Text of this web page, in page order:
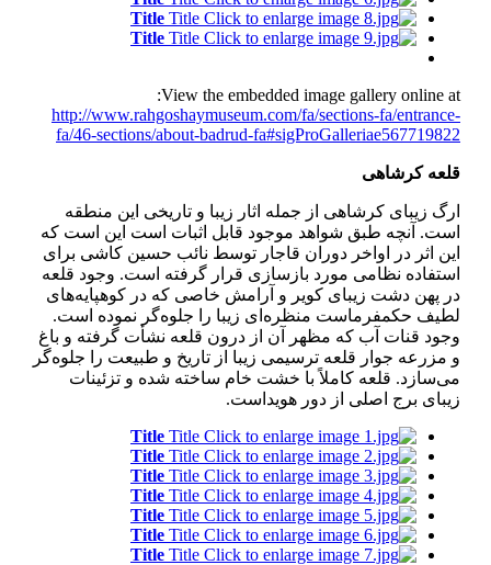
Title Title
Title Title
View the embedded image gallery online at:
http://www.rahgoshaymuseum.com/fa/sections-fa/entrance-
fa/46-sections/about-badrud-fa#sigProGalleriae567719822
قلعه كرشاهی
ارگ زیبای كرشاهی از جمله اثار زیبا و تاریخی این منطقه
است. آنچه طبق شواهد موجود قابل اثبات است این است كه
این اثر در اواخر دوران قاجار توسط نائب حسین كاشی برای
استفاده نظامی مورد بازسازی قرار گرفته است. وجود قلعه
در پهن دشت زیبای كویر و آرامش خاصی كه در كوهپایه‌های
لطیف حكمفرماست منظره‌ای زیبا را جلوه‌گر نموده است.
وجود قنات آب كه مظهر آن از درون قلعه نشأت گرفته و باغ
و مزرعه جوار قلعه ترسیمی زیبا از تاریخ و طبیعت را جلوه‌گر
می‌سازد. قلعه كاملاً با خشت خام ساخته شده و تزئینات
زیبای برج اصلی از دور هویداست.
Title Title
Title Title
Title Title
Title Title
Title Title
Title Title
Title Title